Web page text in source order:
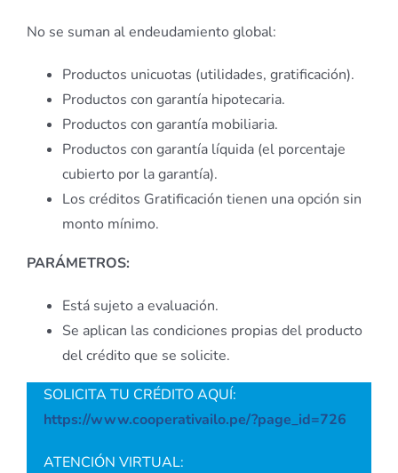
No se suman al endeudamiento global:
Productos unicuotas (utilidades, gratificación).
Productos con garantía hipotecaria.
Productos con garantía mobiliaria.
Productos con garantía líquida (el porcentaje
cubierto por la garantía).
Los créditos Gratificación tienen una opción sin
monto mínimo.
PARÁMETROS:
Está sujeto a evaluación.
Se aplican las condiciones propias del producto
del crédito que se solicite.
SOLICITA TU CRÉDITO AQUÍ:
https://www.cooperativailo.pe/?page_id=726
ATENCIÓN VIRTUAL: